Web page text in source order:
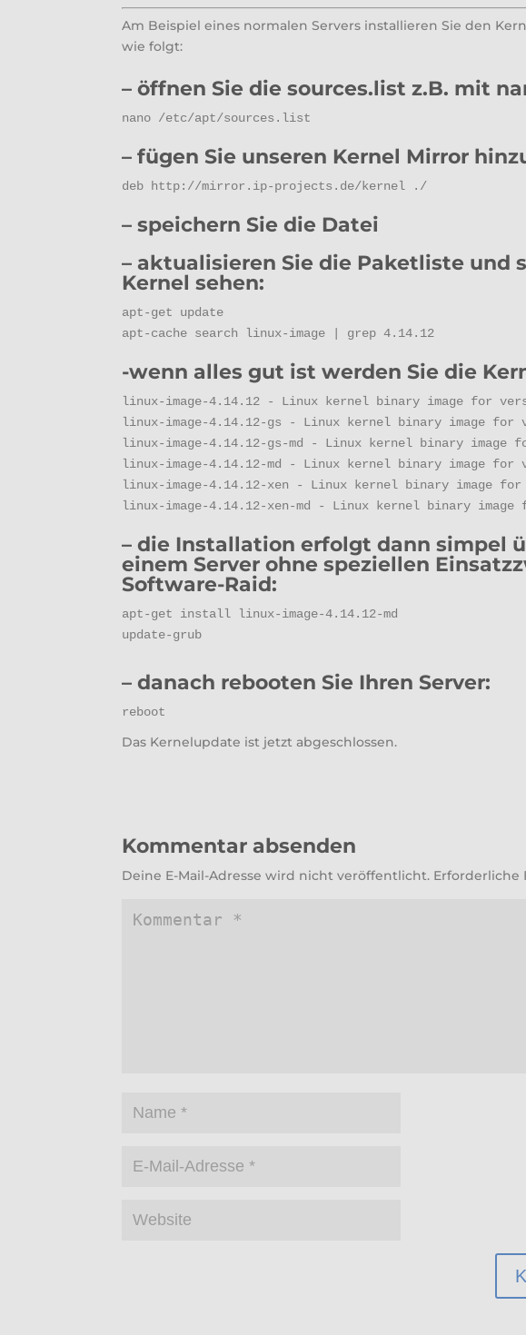
Am Beispiel eines normalen Servers installieren Sie den
wie folgt:
– öffnen Sie die sources.list z.B. mit
nano /etc/apt/sources.list
– fügen Sie unseren Kernel Mirror
deb http://mirror.ip-projects.de/kernel ./
– speichern Sie die Datei
– aktualisieren Sie die Paketliste und
Kernel sehen:
apt-get update
apt-cache search linux-image | grep 4.14.12
-wenn alles gut ist werden Sie die
linux-image-4.14.12 - Linux kernel binary image for
linux-image-4.14.12-gs - Linux kernel binary image for
linux-image-4.14.12-gs-md - Linux kernel binary image
linux-image-4.14.12-md - Linux kernel binary image for
linux-image-4.14.12-xen - Linux kernel binary image for
linux-image-4.14.12-xen-md - Linux kernel binary image
– die Installation erfolgt dann simpel
einem Server ohne speziellen
Software-Raid:
apt-get install linux-image-4.14.12-md
update-grub
– danach rebooten Sie Ihren Server:
reboot
Das Kernelupdate ist jetzt abgeschlossen.
Kommentar absenden
Deine E-Mail-Adresse wird nicht veröffentlicht.